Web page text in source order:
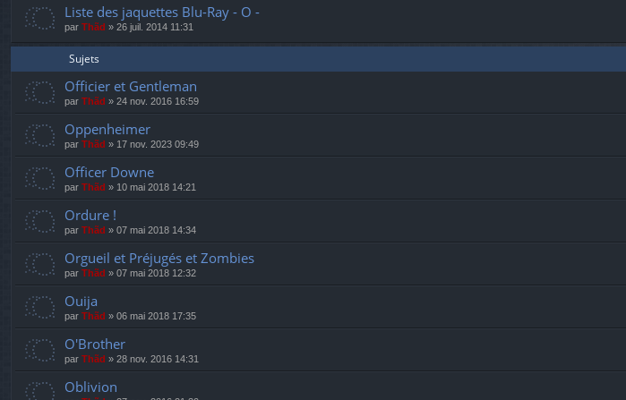
Liste des jaquettes Blu-Ray - O -
par Thãd » 26 juil. 2014 11:31
Sujets
Officier et Gentleman
par Thãd » 24 nov. 2016 16:59
Oppenheimer
par Thãd » 17 nov. 2023 09:49
Officer Downe
par Thãd » 10 mai 2018 14:21
Ordure !
par Thãd » 07 mai 2018 14:34
Orgueil et Préjugés et Zombies
par Thãd » 07 mai 2018 12:32
Ouija
par Thãd » 06 mai 2018 17:35
O'Brother
par Thãd » 28 nov. 2016 14:31
Oblivion